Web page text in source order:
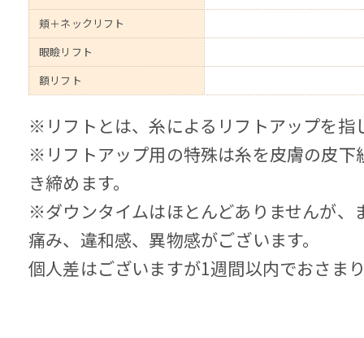
頬＋ネックリフト
眼瞼リフト
額リフト
※リフトとは、糸によるリフトアップを指
※リフトアップ用の特殊は糸を皮膚の皮下
き締めます。
※ダウンタイムはほとんどありませんが、
痛み、違和感、異物感がございます。
個人差はございますが1週間以内でおさま